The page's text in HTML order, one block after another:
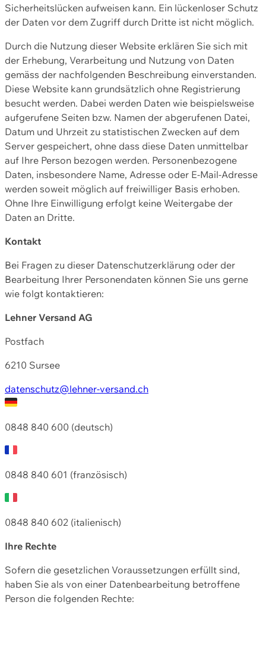
Sicherheitslücken aufweisen kann. Ein lückenloser Schutz
der Daten vor dem Zugriff durch Dritte ist nicht möglich.
Durch die Nutzung dieser Website erklären Sie sich mit
der Erhebung, Verarbeitung und Nutzung von Daten
gemäss der nachfolgenden Beschreibung einverstanden.
Diese Website kann grundsätzlich ohne Registrierung
besucht werden. Dabei werden Daten wie beispielsweise
aufgerufene Seiten bzw. Namen der abgerufenen Datei,
Datum und Uhrzeit zu statistischen Zwecken auf dem
Server gespeichert, ohne dass diese Daten unmittelbar
auf Ihre Person bezogen werden. Personenbezogene
Daten, insbesondere Name, Adresse oder E-Mail-Adresse
werden soweit möglich auf freiwilliger Basis erhoben.
Ohne Ihre Einwilligung erfolgt keine Weitergabe der
Daten an Dritte.
Kontakt
Bei Fragen zu dieser Datenschutzerklärung oder der
Bearbeitung Ihrer Personendaten können Sie uns gerne
wie folgt kontaktieren:
Lehner Versand AG
Postfach
6210 Sursee
datenschutz@lehner-versand.ch
0848 840 600 (deutsch)
0848 840 601 (französisch)
0848 840 602 (italienisch)
Ihre Rechte
Sofern die gesetzlichen Voraussetzungen erfüllt sind,
haben Sie als von einer Datenbearbeitung betroffene
Person die folgenden Rechte: